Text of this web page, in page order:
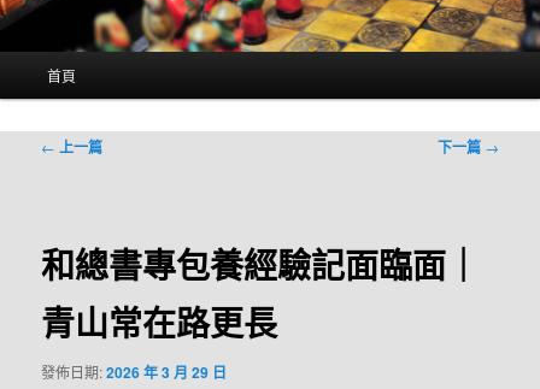
首頁
文
← 上一篇 下一篇 →
和總書專包養經驗記面臨面｜
青山常在路更長
發佈日期:2026 年 3 月 29 日